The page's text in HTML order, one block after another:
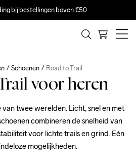
bij bestellingen boven €50
Schoenen Road to Trail
voor heren
twee werelden. Licht, snel en met
combineren de snelheid van
voor lichte trails en grind. Eén
mogelijkheden.